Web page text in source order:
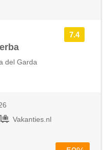
7.4
del Garda
Vakanties.nl